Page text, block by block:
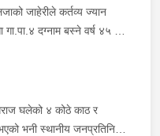
लागी एलआईभ अस्पताल
जिल्ला न.प.पुर्व देवचुली
जाहेरीले कर्तव्य ज्यान
गा.पा.४ दग्नाम बस्ने वर्ष ४५ को
सम्मानित जिल्ला अदालत
१९ वर्ष ७ महिना कैद सजाए
निजको वतन देखी ५ कि.मि.
जि.प्र.का.म्याग्दीबाट
घलेको ४ कोठे काठ र
भनी स्थानीय जनप्रतिनिधि